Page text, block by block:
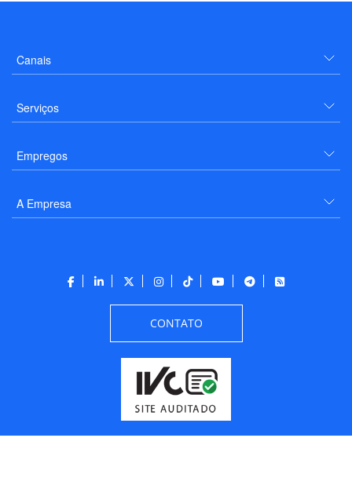
Canais
Serviços
Empregos
A Empresa
CONTATO